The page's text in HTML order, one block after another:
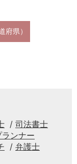
県）
司法書士
ンナー
弁護士